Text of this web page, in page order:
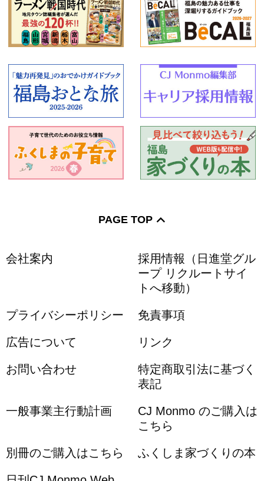
PAGE TOP
会社案内
採用情報（日進堂グル
ープ リクルートサイ
トへ移動）
プライバシーポリシー 免責事項
広告について リンク
お問い合わせ
特定商取引法に基づく
表記
一般事業主行動計画
CJ Monmo のご購入は
こちら
別冊のご購入はこちら ふくしま家づくりの本